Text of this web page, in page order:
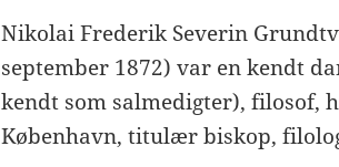
Nikolai Frederik Severin
september 1872) var en kendt
kendt som salmedigter), filosof,
København, titulær biskop,